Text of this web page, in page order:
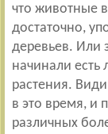
что животные
достаточно,
деревьев. Или
начинали есть
растения.
в это время, и
различных